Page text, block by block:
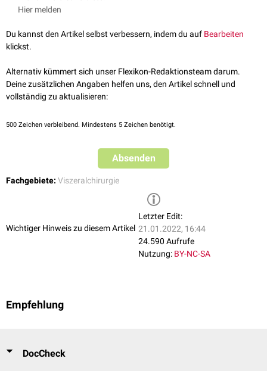
Schmerzen
gastroösophagealer Reflux
mit retrosternalen Schmerzen
Hier melden
Du kannst den Artikel selbst verbessern, indem du auf Bearbeiten
klickst.
Alternativ kümmert sich unser Flexikon-Redaktionsteam darum.
Deine zusätzlichen Angaben helfen uns, den Artikel schnell und
vollständig zu aktualisieren:
500 Zeichen verbleibend. Mindestens 5 Zeichen benötigt.
Absenden
Fachgebiete: Viszeralchirurgie
Wichtiger Hinweis zu diesem Artikel
Letzter Edit:
21.01.2022, 16:44
24.590 Aufrufe
Nutzung: BY-NC-SA
Empfehlung
DocCheck